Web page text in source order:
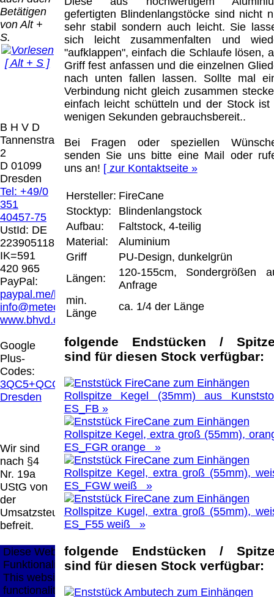
Betätigen
von Alt +
S.
[ Alt + S ]
B H V D
Tannenstrasse
2
D 01099
Dresden
Tel: +49/0
351
40457-75
UstId: DE
223905118
IK=591
420 965
PayPal:
paypal.me/blindenhilfsmittel
info@meteor.vision
www.bhvd.de
Google
Plus-
Codes:
3QC5+QCG
Dresden
Wir sind
nach §4
Nr. 19a
UStG von
der
Umsatzsteuer
befreit.
gefertigten Blindenlangstöcke sind nicht
sehr stabil sondern auch leicht. Sie
sich leicht zusammenfalten und
"aufklappen", einfach die Schlaufe lösen,
Griff fest anfassen und die einzelnen
nach unten fallen lassen. Sollte mal
Verbindung nicht gleich zusammen
einfach leicht schütteln und der Stock ist
wenigen Sekunden gebrauchsbereit..
Bei Fragen oder speziellen
senden Sie uns bitte eine Mail oder
uns an! [ zur Kontaktseite »
Hersteller: FireCane
Stocktyp:
Blindenlangstock
Aufbau:
Faltstock, 4-teilig
Material:
Aluminium
Griff
PU-Design, dunkelgrün
Längen:
120-155cm, Sondergrößen
Anfrage
min.
Länge
ca. 1/4 der Länge
folgende Endstücken /
sind für diesen Stock verfügbar:
Rollspitze Kegel (35mm) aus
ES_FB »
Rollspitze Kegel, extra groß (55mm),
ES_FGR orange »
Rollspitze Kegel, extra groß (55mm),
ES_FGW weiß »
Rollspitze Kugel, extra groß (55mm),
ES_F55 weiß »
folgende Endstücken /
sind für diesen Stock verfügbar:
Der Versand erfolgt
als versichertes
Paket.
Selbstabholung
vom Büro oder
von
Ausstellungen:
0.00 €
Versandart
erhalten Sie per
Email z.B. einen
Lizenzschlüssel
und die
Rechnung /
Lieferschein. Sie
erhalten also
keinen
Die in diesem Dokument genannten
Warenzeichen sind Eigentum der jeweiligen
Firmen. Preisänderungen, Irrtümer und
technische Änderungen vorbehalten.
letzte Änderung: 21. Februar 2026 Blinden
Hilfsmittel Vertrieb Dresden,
Mit einem Urteil vom 12.05.1998 - 312 O
85/98 - Haftung für Links hat das Landgericht
Hamburg entschieden, dass man durch die
Anbringung eines Links, die Inhalte der
gelinkten Seite ggf. mit zu verantworten hat.
Dieses kann nur dadurch verhindert werden,
dass man sich ausdrücklich von diesen
Inhalten distanziert. Hiermit distanzieren wir
uns ausdrücklich von allen Inhalten, aller
gelinkten Seiten auf unserer Homepage und
machen uns diese Inhalte nicht zu eigen.
Diese Erklärung gilt für alle auf unserer
Homepage angebrachten Links.
Die Europäische Kommission stellt eine
Plattform zur Online-Streitbeilegung (OS)
bereit. Die Plattform finden Sie unter
http://ec.europa.eu/consumers/odr/Unsere E-
Mailadresse lautet:info@meteor.vision.
Seitenanfang Impressum AGB
Widerruf
Datenschutz Urheberrechte Kontakt Links
Katalog (PDF) Sitemap
2026
Wir
[ 6836 ]
große Anzeige Schließen X
Diese Website nutzt Cookies, um bestmögliche
Funktionalität bieten zu können.
This website uses cookies to provide the best possible
functionality.